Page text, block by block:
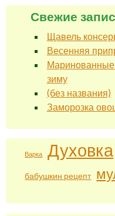
Свежие
Щавель
Весенняя
зиму
(без названия)
Заморозка
Варка Духовка
бабушкин рецепт